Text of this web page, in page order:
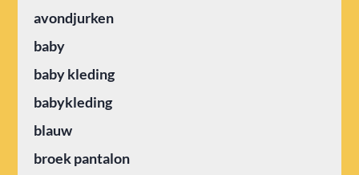
avondjurken
baby
baby kleding
babykleding
blauw
broek pantalon